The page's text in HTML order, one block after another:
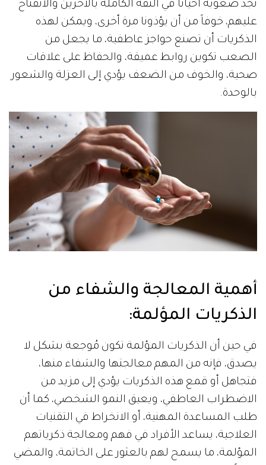
نجد صعوبة أحياناً في الثقة الكاملة بالآخرين والانفتاح
عليهم، خوفاً من أن يؤذونا مرة أخرى، ويمكن لهذه
الذكريات أن تصنع حواجز عاطفية، ما يجعل من
الصعب تكوين روابط عميقة، والحفاظ على علاقات
صحية، والخوف من الضعف يؤدي إلى العزلة والشعور
بالوحدة.
أهمية المعالجة والشفاء من
الذكريات المؤلمة:
في حين أن الذكريات المؤلمة تكون مُوجعة بشكل لا
يصدق، فإنه من المهم معالجتها والشفاء منها،
فتجاهل أو قمع هذه الذكريات يؤدي إلى مزيد من
الاضطراب العاطفي، ويعيق النمو الشخصي، كما أن
طلب المساعدة المهنية، أو الانخراط في التقنيات
العلاجية، يساعد الأفراد في فهم ومعالجة ذكرياتهم
المؤلمة، ما يسمح لهم بالعثور على الخاتمة، والمضي